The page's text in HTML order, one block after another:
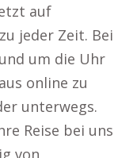
auf
jeder Zeit. Bei
um die Uhr
online zu
unterwegs.
Reise bei uns
von